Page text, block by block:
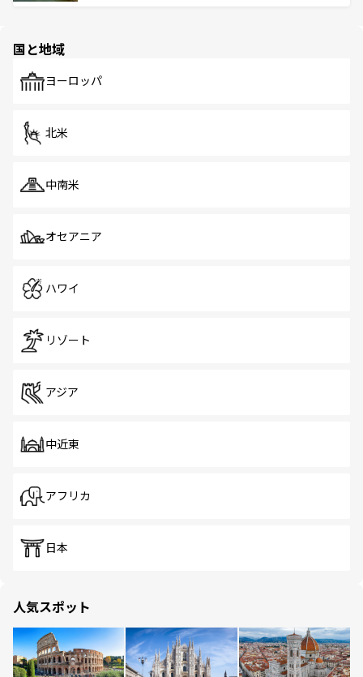
で、ホーカーズは地元の風情を楽しめる外せないスポット
国と地域
ヨーロッパ
北米
中南米
オセアニア
ハワイ
リゾート
アジア
中近東
アフリカ
日本
人気スポット